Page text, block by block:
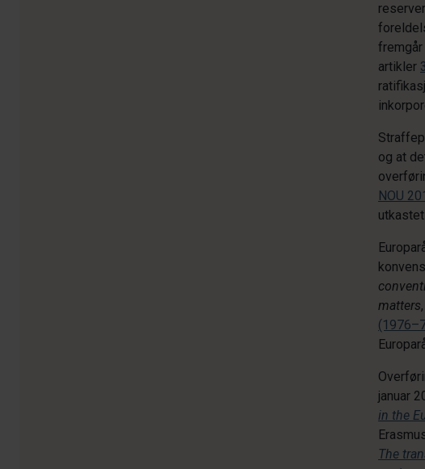
fremgår
artikler
og at
NOU
matters
januar
in the
The